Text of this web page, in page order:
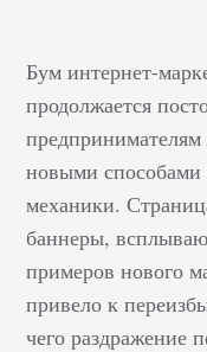
Бум интернет-
продолжается
новыми
механики.
баннеры,
примеров нового
привело к
чего раздражение